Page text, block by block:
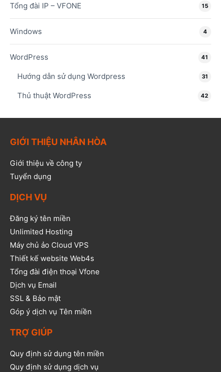
Tổng đài IP – VFONE 15
Windows 4
WordPress 41
Hướng dẫn sử dụng Wordpress 31
Thủ thuật WordPress 42
GIỚI THIỆU NHÂN HÒA
Giới thiệu về công ty
Tuyển dụng
DỊCH VỤ
Đăng ký tên miền
Unlimited Hosting
Máy chủ ảo Cloud VPS
Thiết kế website Web4s
Tổng đài điện thoại Vfone
Dịch vụ Email
SSL & Bảo mật
Góp ý dịch vụ Tên miền
TRỢ GIÚP
Quy định sử dụng tên miền
Quy định sử dụng dịch vụ